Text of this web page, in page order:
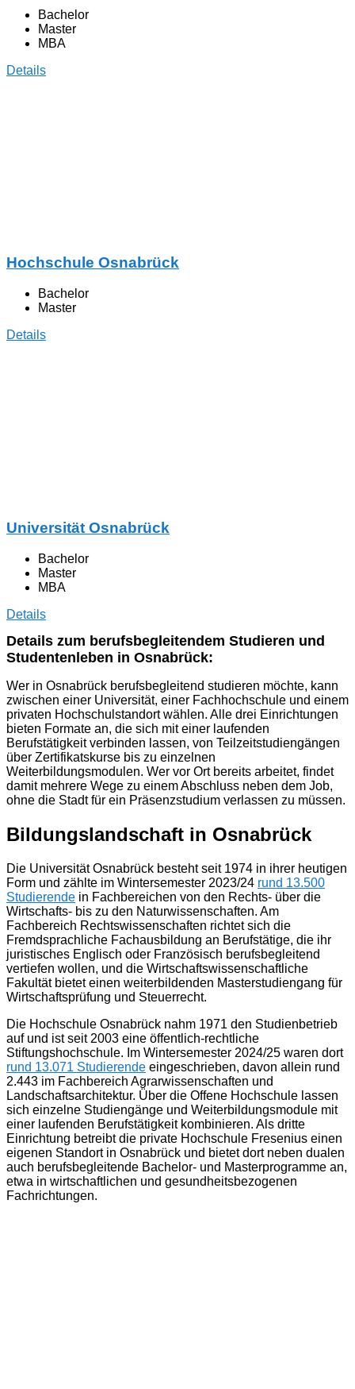
Bachelor
Master
MBA
Details
Hochschule Osnabrück
Bachelor
Master
Details
Universität Osnabrück
Bachelor
Master
MBA
Details
Details zum berufsbegleitendem Studieren und
Studentenleben in Osnabrück:
Wer in Osnabrück berufsbegleitend studieren möchte, kann
zwischen einer Universität, einer Fachhochschule und einem
privaten Hochschulstandort wählen. Alle drei Einrichtungen
bieten Formate an, die sich mit einer laufenden
Berufstätigkeit verbinden lassen, von Teilzeitstudiengängen
über Zertifikatskurse bis zu einzelnen
Weiterbildungsmodulen. Wer vor Ort bereits arbeitet, findet
damit mehrere Wege zu einem Abschluss neben dem Job,
ohne die Stadt für ein Präsenzstudium verlassen zu müssen.
Bildungslandschaft in Osnabrück
Die Universität Osnabrück besteht seit 1974 in ihrer heutigen
Form und zählte im Wintersemester 2023/24 rund 13.500
Studierende in Fachbereichen von den Rechts- über die
Wirtschafts- bis zu den Naturwissenschaften. Am
Fachbereich Rechtswissenschaften richtet sich die
Fremdsprachliche Fachausbildung an Berufstätige, die ihr
juristisches Englisch oder Französisch berufsbegleitend
vertiefen wollen, und die Wirtschaftswissenschaftliche
Fakultät bietet einen weiterbildenden Masterstudiengang für
Wirtschaftsprüfung und Steuerrecht.
Die Hochschule Osnabrück nahm 1971 den Studienbetrieb
auf und ist seit 2003 eine öffentlich-rechtliche
Stiftungshochschule. Im Wintersemester 2024/25 waren dort
rund 13.071 Studierende eingeschrieben, davon allein rund
2.443 im Fachbereich Agrarwissenschaften und
Landschaftsarchitektur. Über die Offene Hochschule lassen
sich einzelne Studiengänge und Weiterbildungsmodule mit
einer laufenden Berufstätigkeit kombinieren. Als dritte
Einrichtung betreibt die private Hochschule Fresenius einen
eigenen Standort in Osnabrück und bietet dort neben dualen
auch berufsbegleitende Bachelor- und Masterprogramme an,
etwa in wirtschaftlichen und gesundheitsbezogenen
Fachrichtungen.